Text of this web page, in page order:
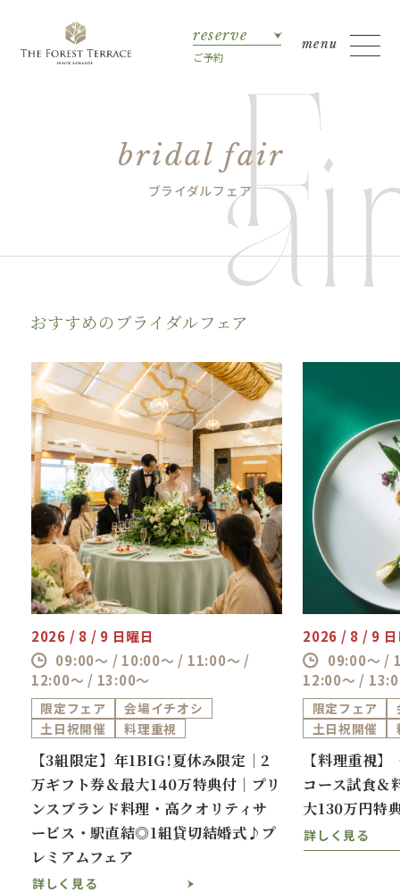
reserve
ご予約
bridal fair
ブライダルフェア
おすすめのブライダルフェア
2026 / 8 / 9 日曜日
09:00～ / 10:00～ / 11:00～ /
12:00～ / 13:00～
限定フェア
会場イチオシ
土日祝開催
料理重視
【3組限定】年1BIG!夏休み限定｜2
万ギフト券＆最大140万特典付｜プリ
ンスブランド料理・高クオリティサ
ービス・駅直結◎1組貸切結婚式♪プ
レミアムフェア
詳しく見る
2026 / 8 / 9
09:00～ /
12:00～ /
限定フェア
土日祝開催
【料理重視
コース試食＆
大130万円特
詳しく見る